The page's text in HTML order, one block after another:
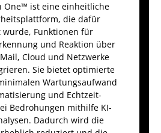
One™ ist eine einheitliche
die dafür
wurde, Funktionen für
und Reaktion über
Cloud und Netzwerke
Sie bietet optimierte
Wartungsaufwand
und Echtzeit-
Bedrohungen mithilfe KI-
Dadurch wird die